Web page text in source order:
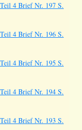
4 Brief Nr. 197 S.
4 Brief Nr. 196 S.
4 Brief Nr. 195 S.
4 Brief Nr. 194 S.
4 Brief Nr. 193 S.